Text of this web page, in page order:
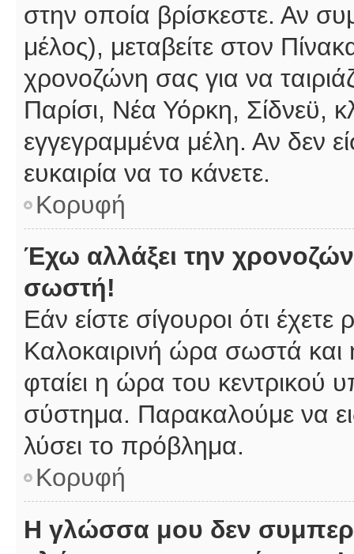
στην οποία βρίσκεστε. Αν
μέλος), μεταβείτε στον
χρονοζώνη σας για να
Παρίσι, Νέα Υόρκη, Σίδνεϋ,
εγγεγραμμένα μέλη. Αν δεν
ευκαιρία να το κάνετε.
Κορυφή
Έχω αλλάξει την
σωστή!
Εάν είστε σίγουροι ότι
Καλοκαιρινή ώρα σωστά και
φταίει η ώρα του κεντρικού
σύστημα. Παρακαλούμε να
λύσει το πρόβλημα.
Κορυφή
Η γλώσσα μου δεν